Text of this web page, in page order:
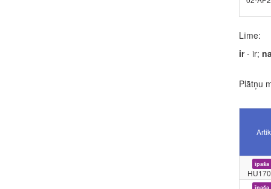
Līme:
ir- ir;
Plātņu
īpaša